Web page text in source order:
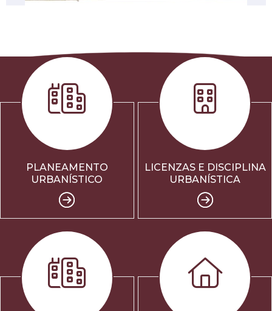
PLANEAMENTO
URBANÍSTICO
LICENZAS E DISCIPLINA
URBANÍSTICA